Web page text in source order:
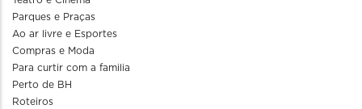
Parques e Praças
Ao ar livre e Esportes
Compras e Moda
Para curtir com a familia
Perto de BH
Roteiros